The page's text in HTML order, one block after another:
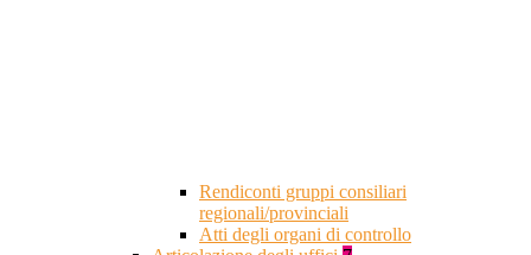
Rendiconti gruppi consiliari
regionali/provinciali
Atti degli organi di controllo